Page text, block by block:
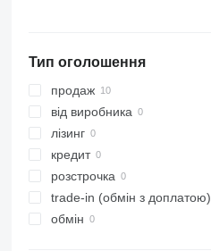
Тип оголошення
продаж
від виробника
лізинг
кредит
розстрочка
trade-in (обмін з доплатою)
обмін